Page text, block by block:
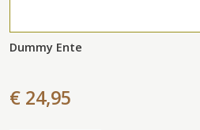
Dummy Ente
€ 24,95